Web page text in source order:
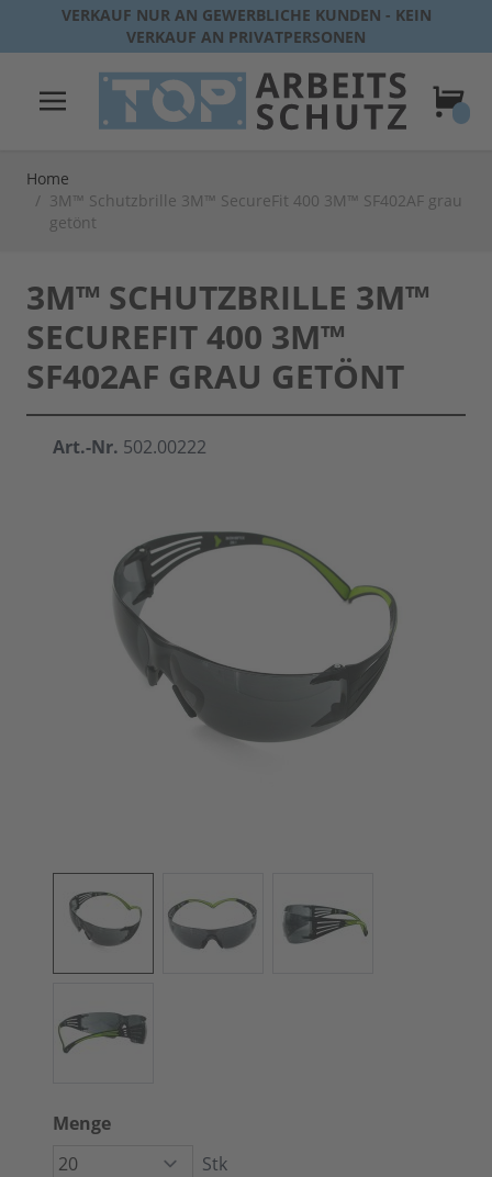
Direkt zum Inhalt
VERKAUF NUR AN GEWERBLICHE KUNDEN - KEIN
VERKAUF AN PRIVATPERSONEN
Home
/ 3M™ Schutzbrille 3M™ SecureFit 400 3M™ SF402AF grau
getönt
3M™ SCHUTZBRILLE 3M™
SECUREFIT 400 3M™
SF402AF GRAU GETÖNT
Art.-Nr. 502.00222
Menge
Stk